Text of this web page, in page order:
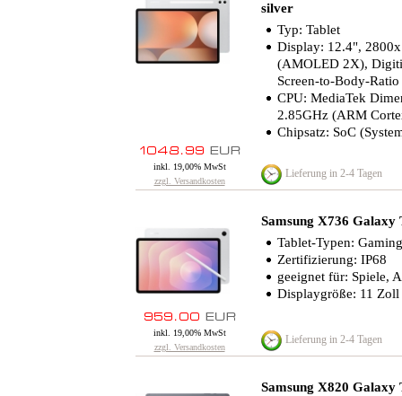
silver
Typ: Tablet
Display: 12.4",
(AMOLED 2X),
Screen-to-Body-
CPU: MediaTek
2.85GHz (ARM
Chipsatz: SoC
inkl. 19,00% MwSt
zzgl. Versandkosten
Lieferung in 2-4 Tagen
Samsung X736 Galaxy
Tablet-Typen:
Zertifizierung: IP68
geeignet für: Spiele,
Displaygröße: 11 Zoll
inkl. 19,00% MwSt
zzgl. Versandkosten
Lieferung in 2-4 Tagen
Samsung X820 Galaxy